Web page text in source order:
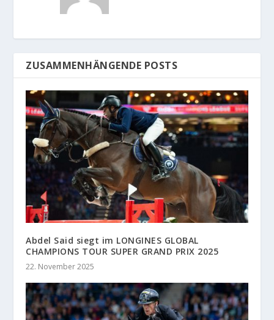
ZUSAMMENHÄNGENDE POSTS
Abdel Said siegt im LONGINES GLOBAL
CHAMPIONS TOUR SUPER GRAND PRIX 2025
22. November 2025